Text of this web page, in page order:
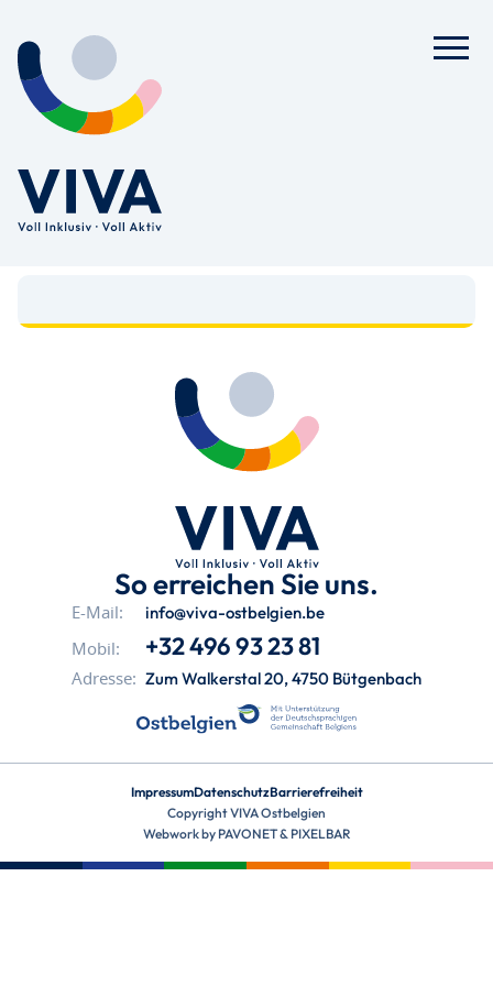
So erreichen Sie uns.
E-Mail: info@viva-ostbelgien.be
Mobil: +32 496 93 23 81
Adresse: Zum Walkerstal 20, 4750 Bütgenbach
ImpressumDatenschutzBarrierefreiheit
Copyright VIVA Ostbelgien
Webwork by PAVONET& PIXELBAR